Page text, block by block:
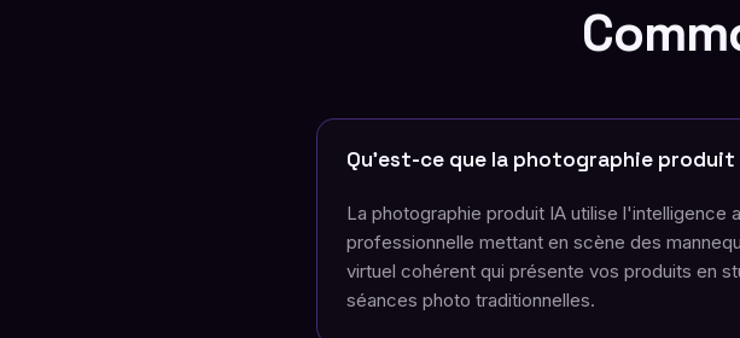
Qu'est-ce que la photographie produit
La photographie produit IA utilise
professionnelle mettant en scène des
virtuel cohérent qui présente vos produits en
séances photo traditionnelles.